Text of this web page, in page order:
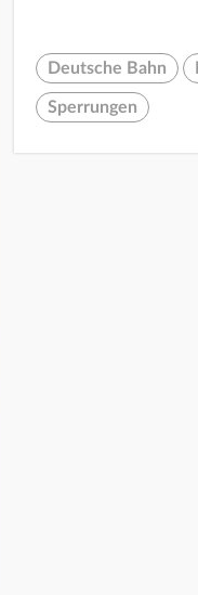
Deutsche Bahn
Sperrungen